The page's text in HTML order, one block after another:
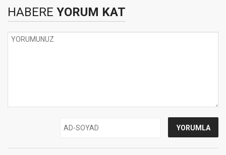
HABERE YORUM KAT